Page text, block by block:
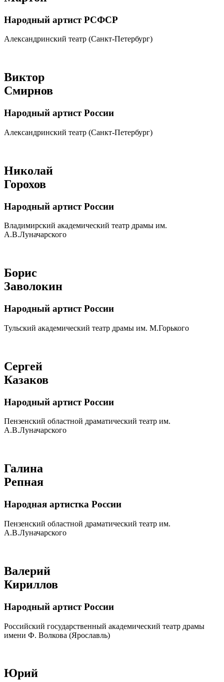
Народный артист РСФСР
Александринский театр (Санкт-Петербург)
Виктор
Смирнов
Народный артист России
Александринский театр (Санкт-Петербург)
Николай
Горохов
Народный артист России
Владимирский академический театр драмы им.
А.В.Луначарского
Борис
Заволокин
Народный артист России
Тульский академический театр драмы им. М.Горького
Сергей
Казаков
Народный артист России
Пензенский областной драматический театр им.
А.В.Луначарского
Галина
Репная
Народная артистка России
Пензенский областной драматический театр им.
А.В.Луначарского
Валерий
Кириллов
Народный артист России
Российский государственный академический театр драмы
имени Ф. Волкова (Ярославль)
Юрий